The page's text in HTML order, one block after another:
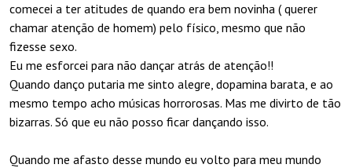
comecei a ter atitudes de quando era bem novinha ( querer
chamar atenção de homem) pelo físico, mesmo que não
fizesse sexo.
Eu me esforcei para não dançar atrás de atenção!!
Quando danço putaria me sinto alegre, dopamina barata, e ao
mesmo tempo acho músicas horrorosas. Mas me divirto de tão
bizarras. Só que eu não posso ficar dançando isso.
Quando me afasto desse mundo eu volto para meu mundo